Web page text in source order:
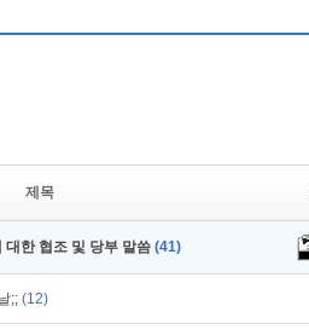
제목
대한 협조 및 당부 말씀 (41)
;; (12)